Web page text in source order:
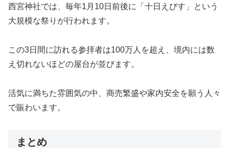
西宮神社では、毎年1月10日前後に「十日えびす」という
大規模な祭りが行われます。
この3日間に訪れる参拝者は100万人を超え、境内には数
え切れないほどの屋台が並びます。
活気に満ちた雰囲気の中、商売繁盛や家内安全を願う人々
で賑わいます。
まとめ